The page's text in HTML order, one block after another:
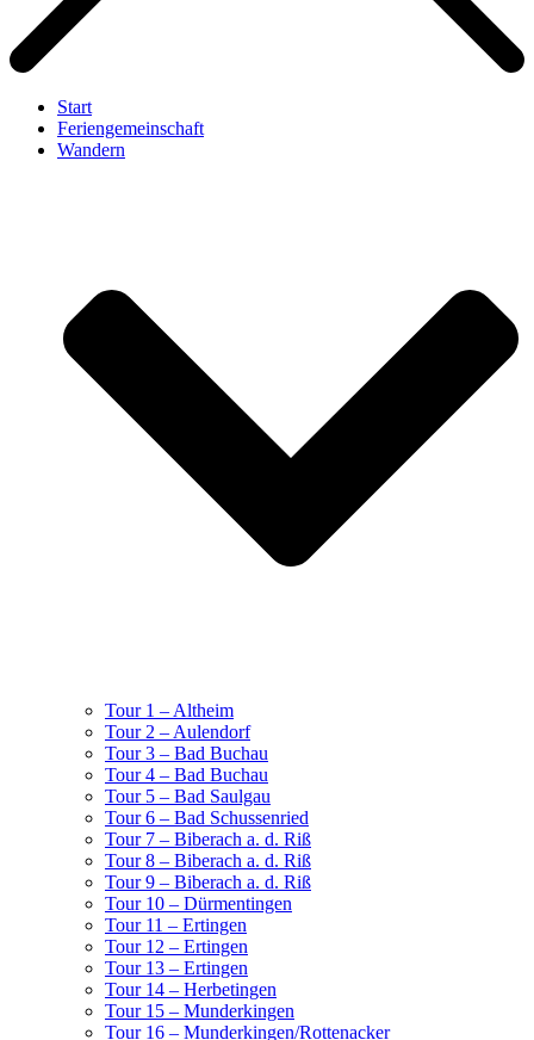
Start
Feriengemeinschaft
Wandern
Tour 1 – Altheim
Tour 2 – Aulendorf
Tour 3 – Bad Buchau
Tour 4 – Bad Buchau
Tour 5 – Bad Saulgau
Tour 6 – Bad Schussenried
Tour 7 – Biberach a. d. Riß
Tour 8 – Biberach a. d. Riß
Tour 9 – Biberach a. d. Riß
Tour 10 – Dürmentingen
Tour 11 – Ertingen
Tour 12 – Ertingen
Tour 13 – Ertingen
Tour 14 – Herbetingen
Tour 15 – Munderkingen
Tour 16 – Munderkingen/Rottenacker